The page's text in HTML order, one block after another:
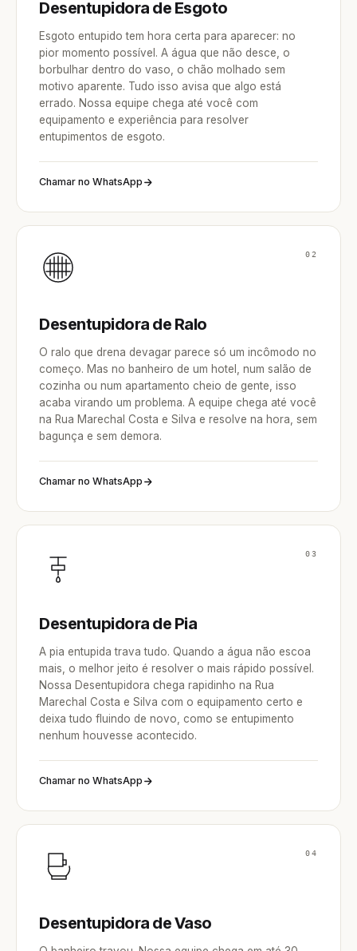
Desentupidora de Esgoto
Esgoto entupido tem hora certa para aparecer: no
pior momento possível. A água que não desce, o
borbulhar dentro do vaso, o chão molhado sem
motivo aparente. Tudo isso avisa que algo está
errado. Nossa equipe chega até você com
equipamento e experiência para resolver
entupimentos de esgoto.
Chamar no WhatsApp
02
Desentupidora de Ralo
O ralo que drena devagar parece só um incômodo no
começo. Mas no banheiro de um hotel, num salão de
cozinha ou num apartamento cheio de gente, isso
acaba virando um problema. A equipe chega até você
na Rua Marechal Costa e Silva e resolve na hora, sem
bagunça e sem demora.
Chamar no WhatsApp
03
Desentupidora de Pia
A pia entupida trava tudo. Quando a água não escoa
mais, o melhor jeito é resolver o mais rápido possível.
Nossa Desentupidora chega rapidinho na Rua
Marechal Costa e Silva com o equipamento certo e
deixa tudo fluindo de novo, como se entupimento
nenhum houvesse acontecido.
Chamar no WhatsApp
04
Desentupidora de Vaso